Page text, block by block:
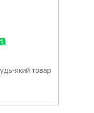
який товар